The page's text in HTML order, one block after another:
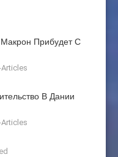
Прибудет С
В Дании